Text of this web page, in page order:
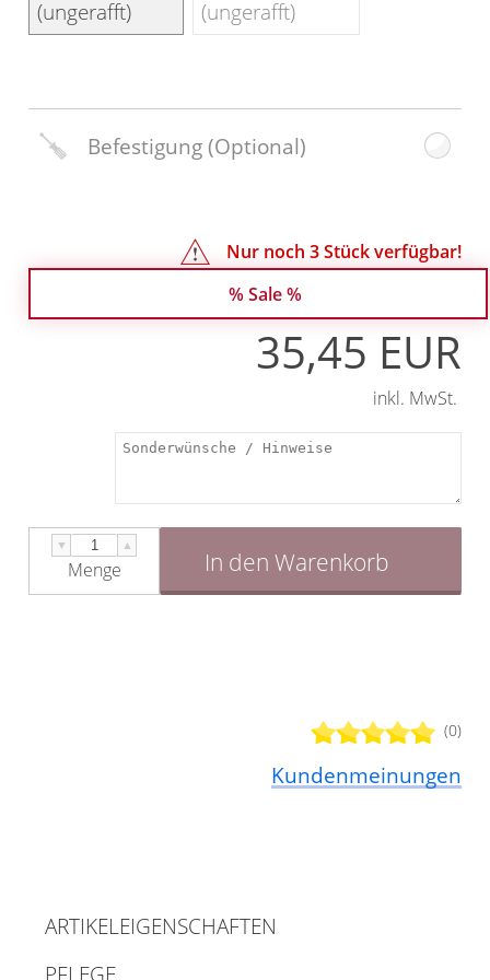
(ungerafft) (ungerafft)
Befestigung(Optional)
(0)
Kundenmeinungen
Nur noch 3Stück verfügbar!
% Sale %
35,45 EUR
inkl. MwSt.
▼ ▲
Menge In den Warenkorb
ARTIKELEIGENSCHAFTEN
PFLEGE